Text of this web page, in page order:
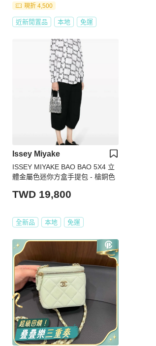
現折 4,500
近新閒置品 本地 免運
Issey Miyake
ISSEY MIYAKE BAO BAO 5X4 立
體金屬色迷你方盒手提包 - 槍銅色
TWD 19,800
全新品 本地 免運